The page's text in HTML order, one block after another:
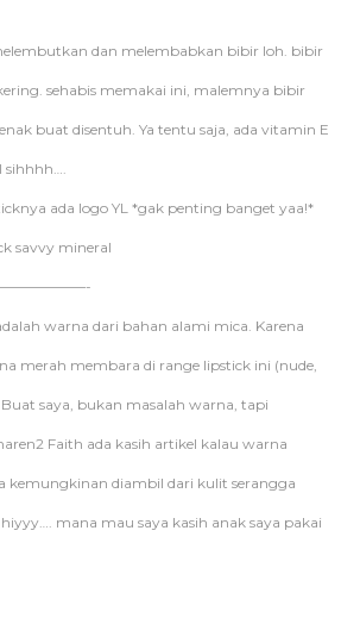
dan melembabkan bibir loh. bibir
sehabis memakai ini, malemnya bibir
buat disentuh. Ya tentu saja, ada vitamin E
ada logo YL *gak penting banget yaa!*
savvy mineral
warna dari bahan alami mica. Karena
merah membara di range lipstick ini (nude,
saya, bukan masalah warna, tapi
Faith ada kasih artikel kalau warna
kemungkinan diambil dari kulit serangga
mana mau saya kasih anak saya pakai